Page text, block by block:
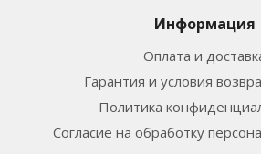
Информация
Оплата и
Гарантия и условия
Политика
Согласие на обработку